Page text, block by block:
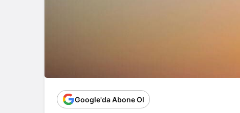
Google'da Abone Ol